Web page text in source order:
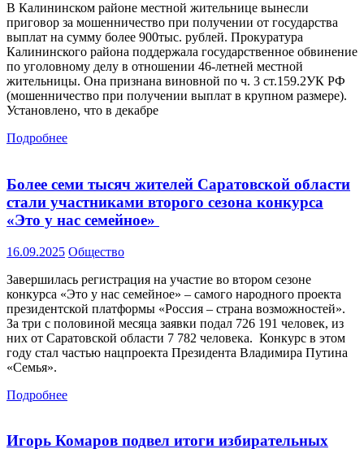
В Калининском районе местной жительнице вынесли
приговор за мошенничество при получении от государства
выплат на сумму более 900тыс. рублей. Прокуратура
Калининского района поддержала государственное обвинение
по уголовному делу в отношении 46-летней местной
жительницы. Она признана виновной по ч. 3 ст.159.2УК РФ
(мошенничество при получении выплат в крупном размере).
Установлено, что в декабре
Подробнее
Более семи тысяч жителей Саратовской области
стали участниками второго сезона конкурса
«Это у нас семейное»
16.09.2025 Общество
Завершилась регистрация на участие во втором сезоне
конкурса «Это у нас семейное» – самого народного проекта
президентской платформы «Россия – страна возможностей».
За три с половиной месяца заявки подал 726 191 человек, из
них от Саратовской области 7 782 человека. Конкурс в этом
году стал частью нацпроекта Президента Владимира Путина
«Семья».
Подробнее
Игорь Комаров подвел итоги избирательных